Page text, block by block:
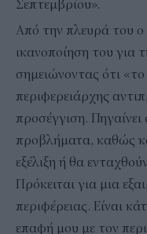
Σεπτεμβρίου».
Από την πλευρά του
ικανοποίηση του για
σημειώνοντας ότι «το
περιφερειάρχης
προσέγγιση.
προβλήματα, καθώς
εξέλιξη ή θα
Πρόκειται για μια
περιφέρειας. Είναι
επαφή μου με τον